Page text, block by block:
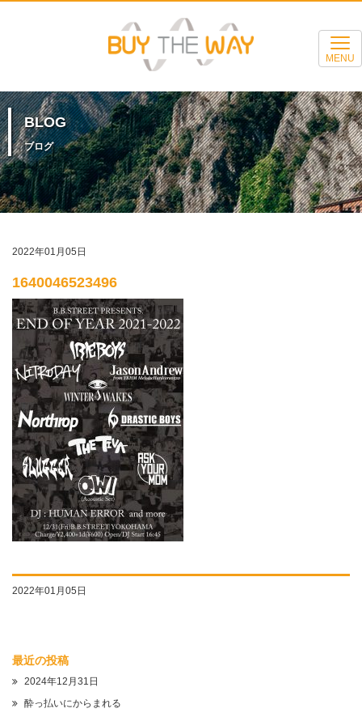
MENU
BLOG
ブログ
2022年01月05日
1640046523496
2022年01月05日
最近の投稿
2024年12月31日
酔っ払いにからまれる